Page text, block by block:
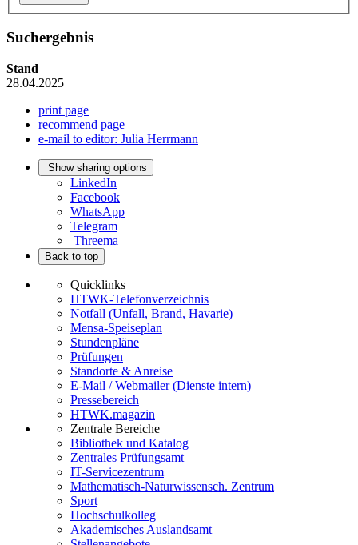
Suchergebnis
Stand
28.04.2025
print page
recommend page
e-mail to editor: Julia Herrmann
Show sharing options
LinkedIn
Facebook
WhatsApp
Telegram
Threema
Back to top
Quicklinks
HTWK-Telefonverzeichnis
Notfall (Unfall, Brand, Havarie)
Mensa-Speiseplan
Stundenpläne
Prüfungen
Standorte & Anreise
E-Mail / Webmailer (Dienste intern)
Pressebereich
HTWK.magazin
Zentrale Bereiche
Bibliothek und Katalog
Zentrales Prüfungsamt
IT-Servicezentrum
Mathematisch-Naturwissensch. Zentrum
Sport
Hochschulkolleg
Akademisches Auslandsamt